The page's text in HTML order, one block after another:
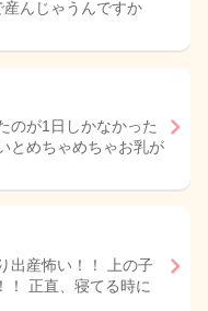
んじゃうんですか
のが1日しかなかった
とめちゃめちゃお乳が
出産怖い！！ 上の子
！ 正直、寝てる時に